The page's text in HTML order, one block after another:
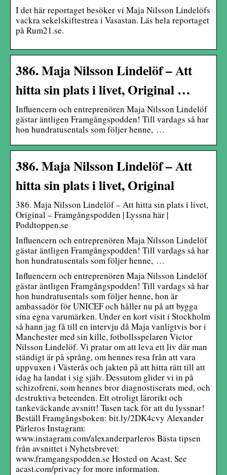
I det här reportaget besöker vi Maja Nilsson Lindelöfs
vackra sekelskiftestrea i Vasastan. Läs hela reportaget
på Rum21.se.
386. Maja Nilsson Lindelöf – Att
hitta sin plats i livet, Original …
Influencern och entreprenören Maja Nilsson Lindelöf
gästar äntligen Framgångspodden! Till vardags så har
hon hundratusentals som följer henne, …
386. Maja Nilsson Lindelöf – Att
hitta sin plats i livet, Original
386. Maja Nilsson Lindelöf – Att hitta sin plats i livet,
Original – Framgångspodden | Lyssna här |
Poddtoppen.se
Influencern och entreprenören Maja Nilsson Lindelöf
gästar äntligen Framgångspodden! Till vardags så har
hon hundratusentals som följer henne, …
Influencern och entreprenören Maja Nilsson Lindelöf
gästar äntligen Framgångspodden! Till vardags så har
hon hundratusentals som följer henne, hon är
ambassadör för UNICEF och håller nu på att bygga
sina egna varumärken. Under en kort visit i Stockholm
så hann jag få till en intervju då Maja vanligtvis bor i
Manchester med sin kille, fotbollsspelaren Victor
Nilsson Lindelöf. Vi pratar om att leva ett liv där man
ständigt är på språng, om hennes resa från att vara
uppvuxen i Västerås och jakten på att hitta rätt till att
idag ha landat i sig själv. Dessutom glider vi in på
schizofreni, som hennes bror diagnostiserats med, och
destruktiva beteenden. Ett otroligt lärorikt och
tankeväckande avsnitt! Tusen tack för att du lyssnar!
Beställ Framgångsboken: bit.ly/2DK4cvy Alexander
Pärleros Instagram:
www.instagram.com/alexanderparleros Bästa tipsen
från avsnittet i Nyhetsbrevet:
www.framgangspodden.se Hosted on Acast. See
acast.com/privacy for more information.